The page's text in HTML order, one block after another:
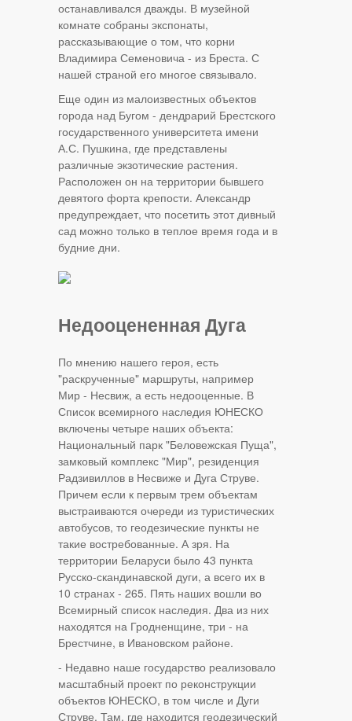
останавливался дважды. В музейной
комнате собраны экспонаты,
рассказывающие о том, что корни
Владимира Семеновича - из Бреста. С
нашей страной его многое связывало.
Еще один из малоизвестных объектов
города над Бугом - дендрарий Брестского
государственного университета имени
А.С. Пушкина, где представлены
различные экзотические растения.
Расположен он на территории бывшего
девятого форта крепости. Александр
предупреждает, что посетить этот дивный
сад можно только в теплое время года и в
будние дни.
Недооцененная Дуга
По мнению нашего героя, есть
"раскрученные" маршруты, например
Мир - Несвиж, а есть недооценные. В
Список всемирного наследия ЮНЕСКО
включены четыре наших объекта:
Национальный парк "Беловежская Пуща",
замковый комплекс "Мир", резиденция
Радзивиллов в Несвиже и Дуга Струве.
Причем если к первым трем объектам
выстраиваются очереди из туристических
автобусов, то геодезические пункты не
такие востребованные. А зря. На
территории Беларуси было 43 пункта
Русско-скандинавской дуги, а всего их в
10 странах - 265. Пять наших вошли во
Всемирный список наследия. Два из них
находятся на Гродненщине, три - на
Брестчине, в Ивановском районе.
- Недавно наше государство реализовало
масштабный проект по реконструкции
объектов ЮНЕСКО, в том числе и Дуги
Струве. Там, где находится геодезический